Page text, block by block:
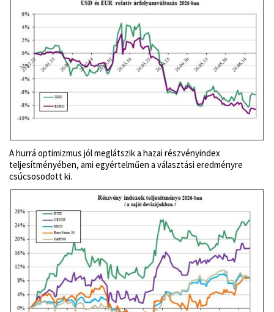
A hurrá optimizmus jól meglátszik a hazai részvényindex
teljesítményében, ami egyértelműen a választási eredményre
csúcsosodott ki.